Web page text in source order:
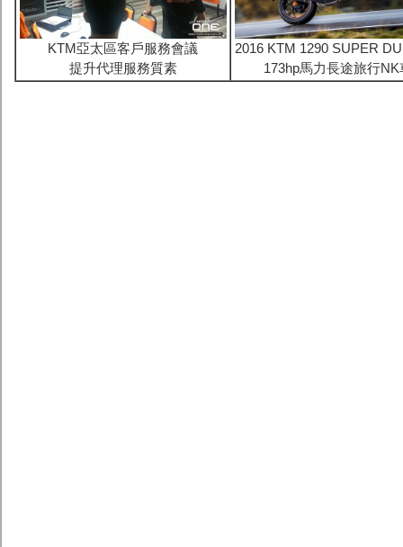
KTM亞太區客戶服務會議
提升代理服務質素
2016 KTM 1290 SUPER
173hp馬力長途旅行NK